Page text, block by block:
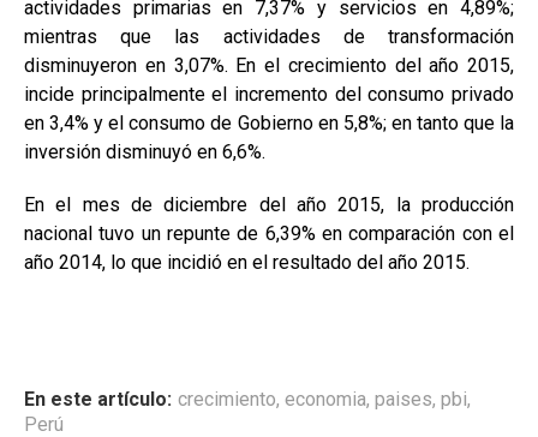
actividades primarias en 7,37% y servicios en 4,89%;
mientras que las actividades de transformación
disminuyeron en 3,07%. En el crecimiento del año 2015,
incide principalmente el incremento del consumo privado
en 3,4% y el consumo de Gobierno en 5,8%; en tanto que la
inversión disminuyó en 6,6%.
En el mes de diciembre del año 2015, la producción
nacional tuvo un repunte de 6,39% en comparación con el
año 2014, lo que incidió en el resultado del año 2015.
En este artículo: crecimiento, economia, paises, pbi,
Perú